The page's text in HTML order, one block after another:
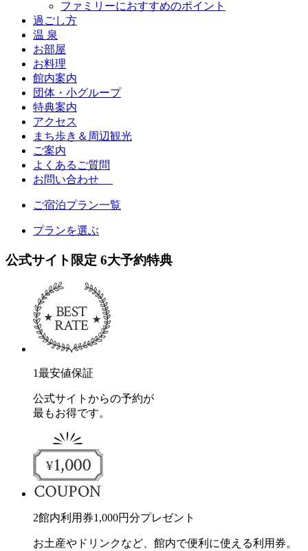
ファミリーにおすすめのポイント
過ごし方
温 泉
お部屋
お料理
館内案内
団体・小グループ
特典案内
アクセス
まち歩き＆周辺観光
ご案内
よくあるご質問
お問い合わせ
ご宿泊プラン一覧
プランを選ぶ
公式サイト限定 6大予約特典
1最安値保証
公式サイトからの予約が
最もお得です。
2館内利用券1,000円分プレゼント
お土産やドリンクなど、館内で便利に使える利用券。